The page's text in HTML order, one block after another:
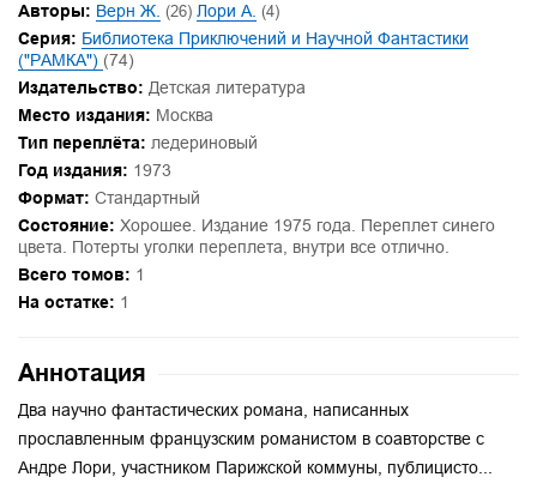
Авторы: Верн Ж. (26) Лори А. (4)
Серия: Библиотека Приключений и Научной Фантастики
("РАМКА") (74)
Издательство: Детская литература
Место издания: Москва
Тип переплёта: ледериновый
Год издания: 1973
Формат: Стандартный
Состояние: Хорошее. Издание 1975 года. Переплет синего
цвета. Потерты уголки переплета, внутри все отлично.
Всего томов: 1
На остатке: 1
Аннотация
Два научно фантастических романа, написанных
прославленным французским романистом в соавторстве с
Андре Лори, участником Парижской коммуны, публицисто...